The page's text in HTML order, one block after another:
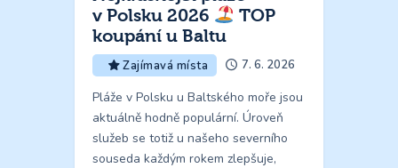
v Polsku 2026
TOP
koupání u Baltu
Zajímavá místa 7. 6. 2026
Pláže v Polsku u Baltského moře jsou
aktuálně hodně populární. Úroveň
služeb se totiž u našeho severního
souseda každým rokem zlepšuje,